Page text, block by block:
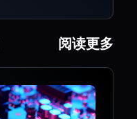
阅读更多